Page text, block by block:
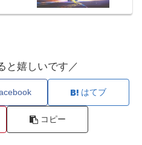
と嬉しいです／
はてブ
コピー